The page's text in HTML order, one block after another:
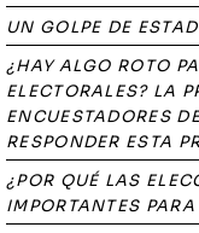
UN GOLPE DE
¿HAY ALGO ROTO
ELECTORALES? LA
ENCUESTADORES
RESPONDER ESTA
¿POR QUÉ LAS
IMPORTANTES